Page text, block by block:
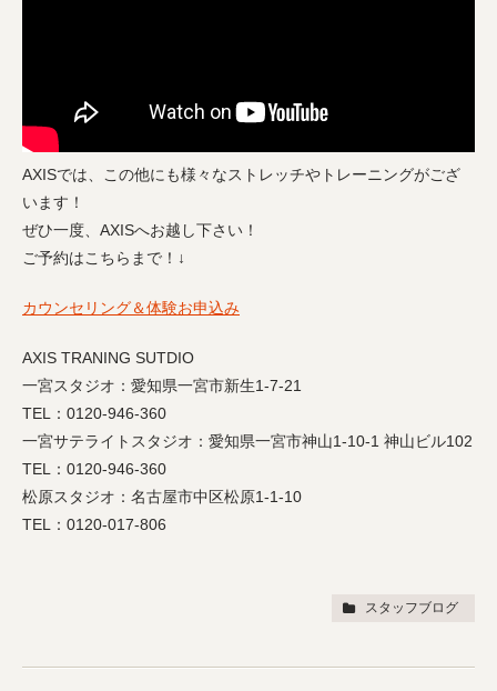
AXISでは、この他にも様々なストレッチやトレーニングがござ
います！
ぜひ一度、AXISへお越し下さい！
ご予約はこちらまで！↓
カウンセリング＆体験お申込み
AXIS TRANING SUTDIO
一宮スタジオ：愛知県一宮市新生1-7-21
TEL：0120-946-360
一宮サテライトスタジオ：愛知県一宮市神山1-10-1 神山ビル102
TEL：0120-946-360
松原スタジオ：名古屋市中区松原1-1-10
TEL：0120-017-806
スタッフブログ